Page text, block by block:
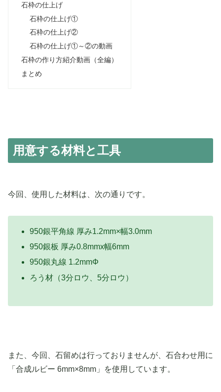
石枠の仕上げ
石枠の仕上げ①
石枠の仕上げ②
石枠の仕上げ①～②の動画
石枠の作り方紹介動画（全編）
まとめ
用意する材料と工具
今回、使用した材料は、次の通りです。
950銀平角線 厚み1.2mm×幅3.0mm
950銀板 厚み0.8mmx幅6mm
950銀丸線 1.2mmΦ
ろう材（3分ロウ、5分ロウ）
また、今回、石留めは行っておりませんが、石合わせ用に
「合成ルビー 6mm×8mm」を使用しています。